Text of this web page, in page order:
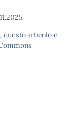
questo articolo è